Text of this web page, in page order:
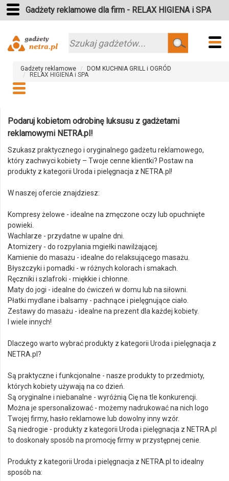
Gadżety reklamowe dla firm - RELAX HIGIENA i SPA
Szukaj
Gadżety reklamowe
DOM KUCHNIA GRILL i OGRÓD
RELAX HIGIENA i SPA
Podaruj kobietom odrobinę luksusu z gadżetami
reklamowymi NETRA.pl!
Szukasz praktycznego i oryginalnego gadżetu reklamowego,
który zachwyci kobiety – Twoje cenne klientki? Postaw na
produkty z kategorii Uroda i pielęgnacja z NETRA.pl!
W naszej ofercie znajdziesz:
Kompresy żelowe - idealne na zmęczone oczy lub opuchnięte
powieki.
Wachlarze - przydatne w upalne dni.
Atomizery - do rozpylania mgiełki nawilżającej.
Kamienie do masażu - idealne do relaksującego masażu.
Błyszczyki i pomadki - w różnych kolorach i smakach.
Ręczniki i szlafroki - miękkie i chłonne.
Maty do jogi - idealne do ćwiczeń w domu lub na siłowni.
Płatki mydlane i balsamy - pachnące i pielęgnujące ciało.
Zestawy do masażu - idealne na prezent dla każdej kobiety.
I wiele innych!
Dlaczego warto wybrać produkty z kategorii Uroda i pielęgnacja z
NETRA.pl?
Są praktyczne i funkcjonalne - nasze produkty to przedmioty,
których kobiety używają na co dzień.
Są oryginalne i niebanalne - wyróżnią Cię na tle konkurencji.
Można je spersonalizować - możemy nadrukować na nich logo
Twojej firmy, hasło reklamowe lub dowolny inny wzór.
Są niedrogie - produkty z kategorii Uroda i pielęgnacja z NETRA.pl
to doskonały sposób na promocję firmy w przystępnej cenie.
Produkty z kategorii Uroda i pielęgnacja z NETRA.pl to idealny
sposób na: